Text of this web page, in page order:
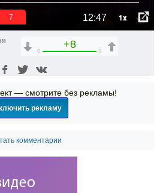
12:47 1x
6
+8
0 8
— смотрите без рекламы!
рекламу
комментарии